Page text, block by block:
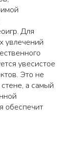
Для
увлечений
увесистое
Это не
а самый
обеспечит